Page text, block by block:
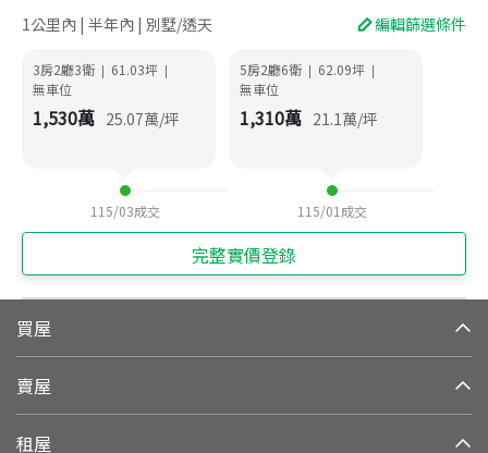
1公里內 | 半年內 | 別墅/透天 編輯篩選條件
3房2廳3衛 | 61.03坪 |
無車位
1,530萬 25.07萬/坪
115/03成交
5房2廳6衛 | 62.09坪 |
無車位
1,310萬 21.1萬/坪
115/01 成交
完整實價登錄
買屋
賣屋
租屋